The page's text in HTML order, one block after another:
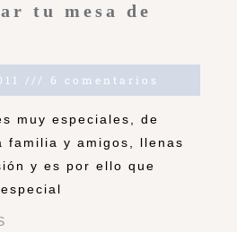
tu mesa de
6 comentarios
muy especiales, de
familia y amigos, llenas
y es por ello que